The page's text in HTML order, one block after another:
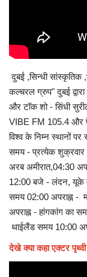
दुबई ,सिन्धी सांस्कृतिक
कल्चरल ग्रुप" दुबई
और टॉक शो - सिंधी
VIBE FM 105.4 और
विश्व के निम्न स्थानों
समय - प्रत्येक
अरब अमीरात,04:30
12:00 बजे - लंदन, यूके
समय 02:00 अपराह्न -
अपराह्न - हांगकांग का
थाईलैंड समय 10:00
देखे क्या कहा एक्टर